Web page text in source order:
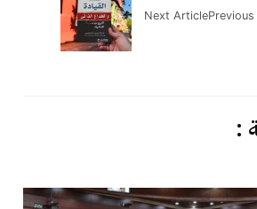
Next Article
: